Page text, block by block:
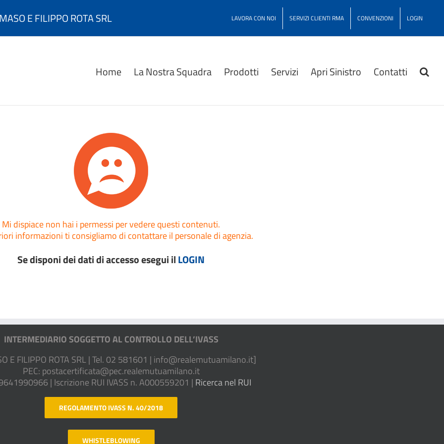
E FILIPPO ROTA SRL LAVORA CON NOI SERVIZI CLIENTI RMA CONVENZIONI LOGIN
Home La Nostra Squadra Prodotti Servizi Apri Sinistro Contatti
Mi dispiace non hai i permessi per vedere questi contenuti.
informazioni ti consigliamo di contattare il personale di agenzia.
Se disponi dei dati di accesso esegui ilLOGIN
INTERMEDIARIO SOGGETTO AL CONTROLLO DELL’IVASS
E FILIPPO ROTA SRL | Tel. 02 581601 | info@realemutuamilano.it]
PEC: postacertificata@pec.realemutuamilano.it
| Iscrizione RUI IVASS n. A000559201 | Ricerca nel RUI
REGOLAMENTO IVASS N. 40/2018
WHISTLEBLOWING